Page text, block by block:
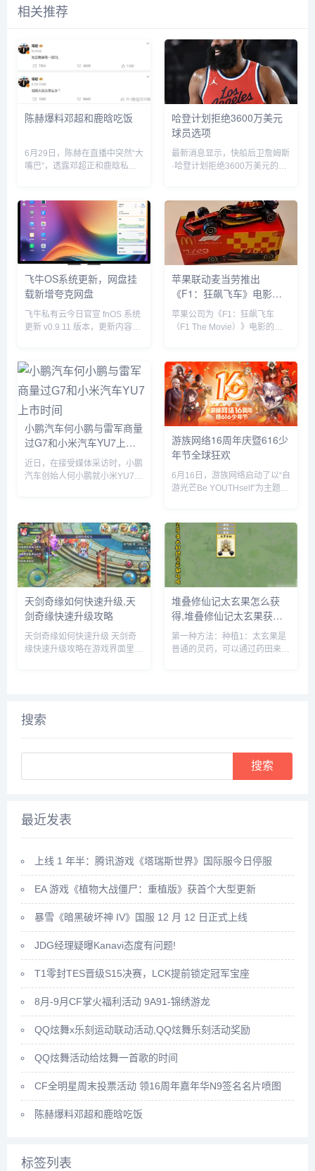
相关推荐
陈赫爆料邓超和鹿晗吃饭
6月29日，陈赫在直播中突然“大
嘴巴”，透露邓超正和鹿晗私下
自己也去吃饭了”。没想到，当
天邓超就在微博发文回应：“反
正就是在一起呗”，配文简短却...
哈登计划拒绝3600万美元
球员选项
最新消息显示，快船后卫詹姆斯
·哈登计划拒绝3600万美元的球
飞牛OS系统更新，网盘挂
载新增夸克网盘
飞牛私有云今日官宣 fnOS 系统
更新 v0.9.11 版本，更新内容包
置、优化硬盘类型（HDD、
SSD）的识别等。飞牛 f...
苹果联动麦当劳推出
《F1：狂飙飞车》电影套
餐
苹果公司为《F1：狂飙飞车
（F1 The Movie）》电影的全
味合作，粉丝们可以购买 F1 主
题套餐，并把独家定制的迷你赛
车带回家。...
小鹏汽车何小鹏与雷军商量
过G7和小米汽车YU7上市
时间
近日，在接受媒体采访时，小鹏
汽车创始人何小鹏就小米YU7的
间进行了多次深入讨论。在交流
过程中，何小鹏对小米YU7的...
游族网络16周年庆暨616少
年节全球狂欢
6月16日，游族网络启动了以“自
游光芒Be YOUTHself”为主题的
狂欢嘉年华，更集结了旗下产品
为全球玩家带来了庆生版本更新
及包含616...
天剑奇缘如何快速升级,天
剑奇缘快速升级攻略
天剑奇缘如何快速升级 天剑奇
缘快速升级攻略在游戏界面里，
悬赏任务，完成这些任务后，就
可以...
堆叠修仙记太玄果怎么获
得,堆叠修仙记太玄果获得
方法
第一种方法：种植1：太玄果是
普通的灵药，可以通过药田来种
搜索
最近发表
上线 1 年半：腾讯游戏《塔瑞斯世界》国际服今日停服
EA 游戏《植物大战僵尸：重植版》获首个大型更新
暴雪《暗黑破坏神 IV》国服 12 月 12 日正式上线
JDG经理疑曝Kanavi态度有问题!
T1零封TES晋级S15决赛，LCK提前锁定冠军宝座
8月-9月CF掌火福利活动 9A91-锦绣游龙
QQ炫舞x乐刻运动联动活动,QQ炫舞乐刻活动奖励
QQ炫舞活动给炫舞一首歌的时间
CF全明星周末投票活动 领16周年嘉年华N9签名名片喷图
陈赫爆料邓超和鹿晗吃饭
标签列表